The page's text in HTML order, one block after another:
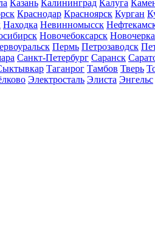
Казань Калининград Калуга
Краснодар Красноярск Курган
Находка Невинномысск
Новочебоксарск
Пермь Петрозаводск
Санкт-Петербург Саранск
Таганрог Тамбов Тверь
Электросталь Элиста Энгельс